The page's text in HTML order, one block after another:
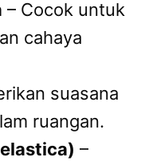
– Cocok untuk
cahaya
suasana
ruangan.
–